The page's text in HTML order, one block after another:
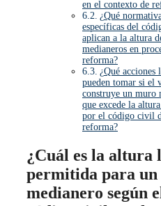
en el contexto de
¿Qué
específicas del
aplican a la altura
medianeros en
reforma?
¿Qué acciones
pueden tomar si el
construye un muro
que excede la
por el código civil
reforma?
¿Cuál es la altura
permitida para
medianero según